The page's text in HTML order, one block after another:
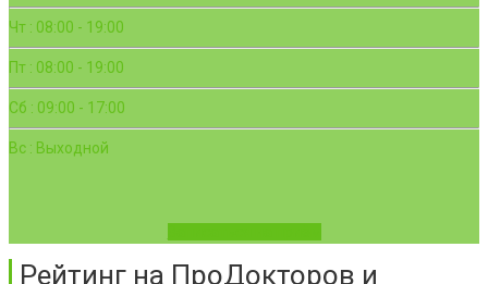
Чт : 08:00 - 19:00
Пт : 08:00 - 19:00
Сб : 09:00 - 17:00
Вс : Выходной
Рейтинг на ПроДокторов и